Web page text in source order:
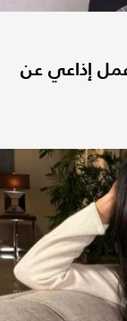
عمل إذاعي عن